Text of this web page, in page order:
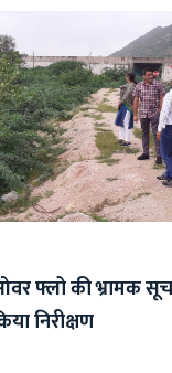
फ्लो की भ्रामक
निरीक्षण